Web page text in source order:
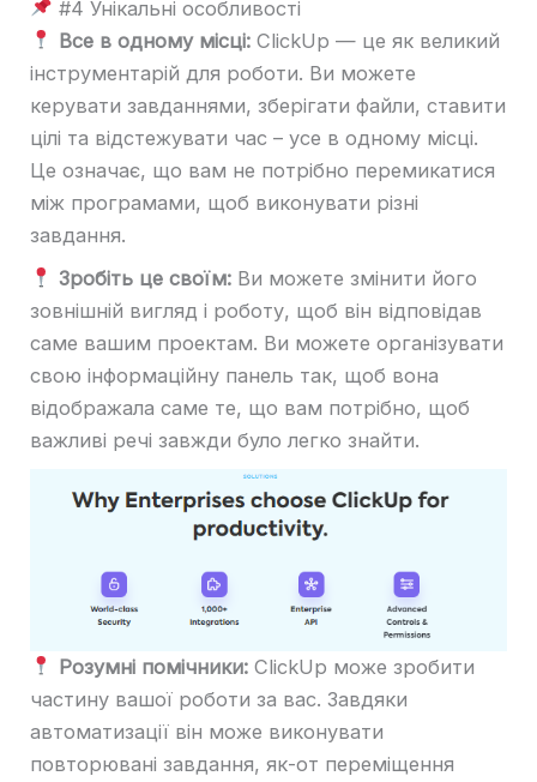
#4 Унікальні особливості
Все в одному місці:ClickUp — це як великий
інструментарій для роботи. Ви можете
керувати завданнями, зберігати файли, ставити
цілі та відстежувати час – усе в одному місці.
Це означає, що вам не потрібно перемикатися
між програмами, щоб виконувати різні
завдання.
Зробіть це своїм:Ви можете змінити його
зовнішній вигляд і роботу, щоб він відповідав
саме вашим проектам. Ви можете організувати
свою інформаційну панель так, щоб вона
відображала саме те, що вам потрібно, щоб
важливі речі завжди було легко знайти.
Розумні помічники:ClickUp може зробити
частину вашої роботи за вас. Завдяки
автоматизації він може виконувати
повторювані завдання, як-от переміщення